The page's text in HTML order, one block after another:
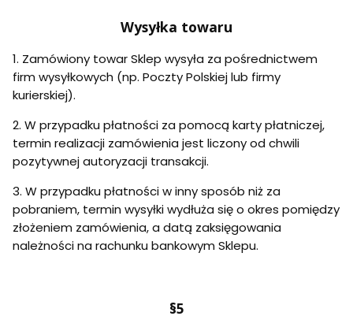
Wysyłka towaru
1. Zamówiony towar Sklep wysyła za pośrednictwem
firm wysyłkowych (np. Poczty Polskiej lub firmy
kurierskiej).
2. W przypadku płatności za pomocą karty płatniczej,
termin realizacji zamówienia jest liczony od chwili
pozytywnej autoryzacji transakcji.
3. W przypadku płatności w inny sposób niż za
pobraniem, termin wysyłki wydłuża się o okres pomiędzy
złożeniem zamówienia, a datą zaksięgowania
należności na rachunku bankowym Sklepu.
§5